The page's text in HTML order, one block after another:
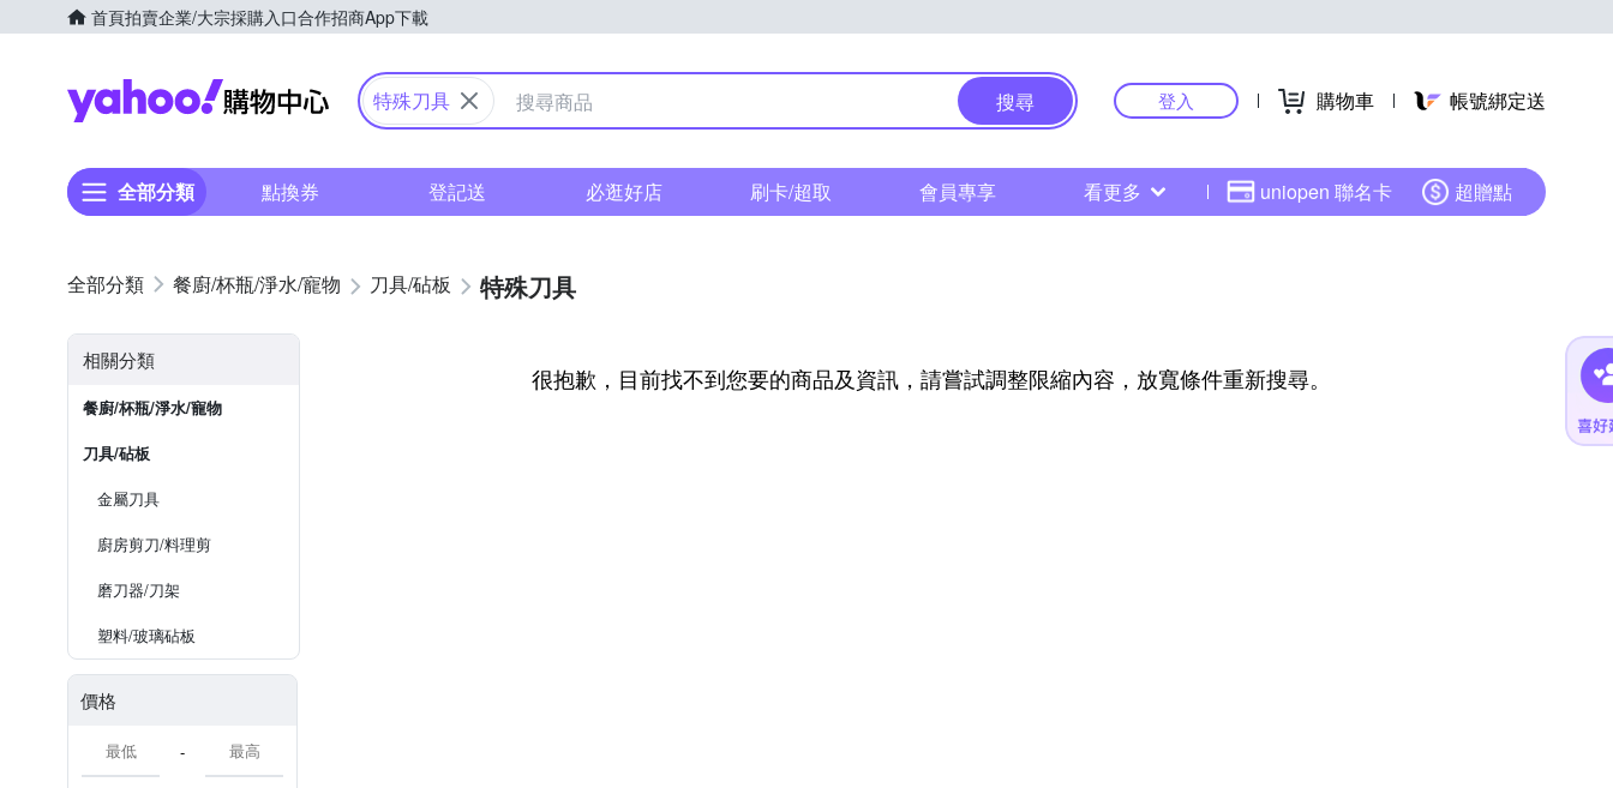
首頁拍賣企業/大宗採購入口合作招商App下載
Yahoo購物中心
特殊刀具 搜尋 登入 購物車 帳號綁定送
全部分類 點換券 登記送 必逛好店 刷卡/超取 會員專享 看更多 uniopen 聯名卡 超贈點
餐廚/杯瓶/淨水/寵物 刀具/砧板 特殊刀具
相關分類
餐廚/杯瓶/淨水/寵物
刀具/砧板
金屬刀具
廚房剪刀/料理剪
磨刀器/刀架
塑料/玻璃砧板
價格
-
很抱歉，目前找不到您要的商品及資訊，請嘗試調整限縮內容，放寬條件重新搜尋。